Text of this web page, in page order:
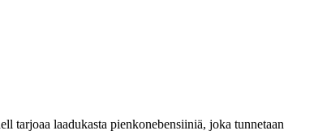
tarjoaa laadukasta pienkonebensiiniä, joka tunnetaan